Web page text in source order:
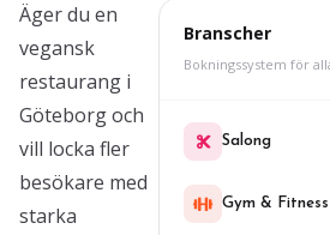
Äger du en
vegansk
restaurang i
Göteborg och
vill locka fler
besökare med
starka
Branscher
Bokningssystem för
Salong
Gym & Fitness